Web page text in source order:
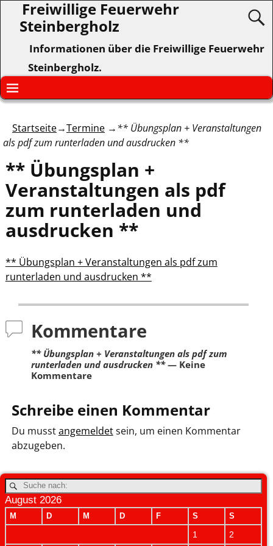
Freiwillige Feuerwehr
Steinbergholz
Informationen über die Freiwillige Feuerwehr
Steinbergholz.
Startseite→Termine →** Übungsplan + Veranstaltungen
als pdf zum runterladen und ausdrucken **
** Übungsplan +
Veranstaltungen als pdf
zum runterladen und
ausdrucken **
** Übungsplan + Veranstaltungen als pdf zum
runterladen und ausdrucken **
Kommentare
** Übungsplan + Veranstaltungen als pdf zum
runterladen und ausdrucken **— Keine
Kommentare
Schreibe einen Kommentar
Du musstangemeldetsein, um einen Kommentar
abzugeben.
August 2026
M D M D F S S
1 2